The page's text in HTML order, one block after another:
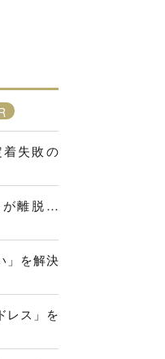
失敗の
が離脱…
」を解決
レス」を